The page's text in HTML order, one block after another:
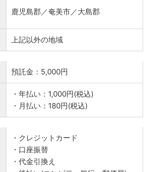
鹿児島郡／奄美市／大島郡
上記以外の地域
預託金：5,000円
・年払い：1,000円(税込)
・月払い：180円(税込)
・クレジットカード
・口座振替
・代金引換え